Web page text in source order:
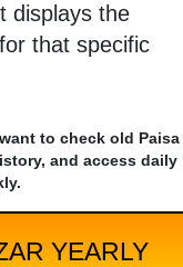
displays the
that specific
to check old Paisa
and access daily
YEARLY